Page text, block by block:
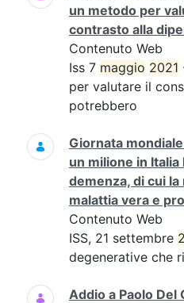
un metodo per
contrasto alla
Contenuto Web
Iss 7 maggio 2021
per valutare il
potrebbero
Giornata
un milione in
demenza, di cui
malattia vera e
Contenuto Web
ISS, 21 settembre
degenerative che
Addio a Paolo Del